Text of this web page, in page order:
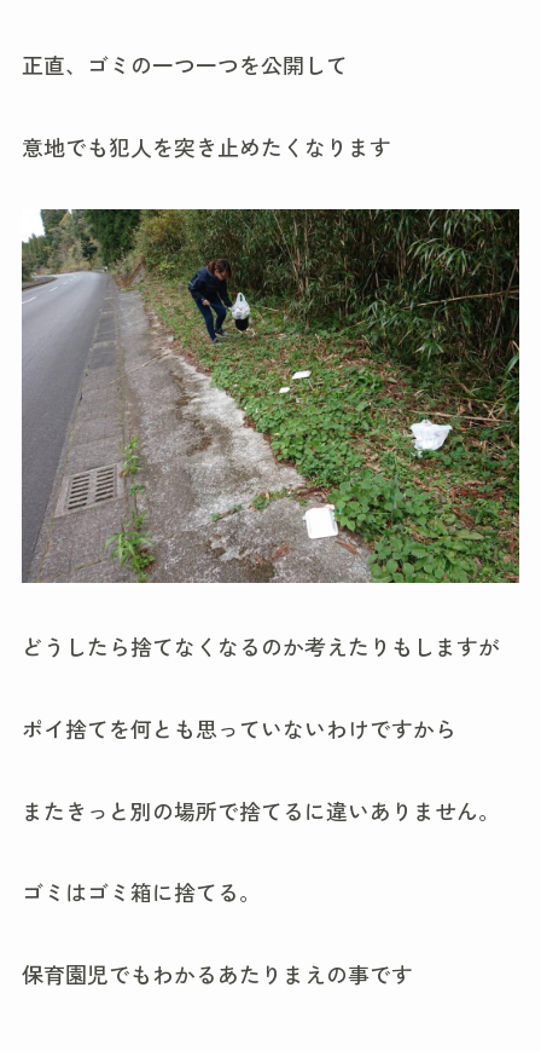
正直、ゴミの一つ一つを公開して
意地でも犯人を突き止めたくなります
どうしたら捨てなくなるのか考えたりもしますが
ポイ捨てを何とも思っていないわけですから
またきっと別の場所で捨てるに違いありません。
ゴミはゴミ箱に捨てる。
保育園児でもわかるあたりまえの事です